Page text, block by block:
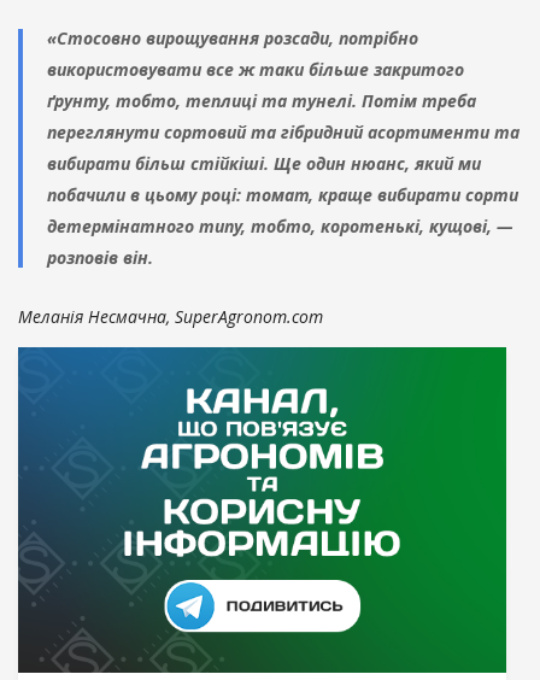
«Стосовно вирощування розсади, потрібно
використовувати все ж таки більше закритого
ґрунту, тобто, теплиці та тунелі. Потім треба
переглянути сортовий та гібридний асортименти та
вибирати більш стійкіші. Ще один нюанс, який ми
побачили в цьому році: томат, краще вибирати сорти
детермінатного типу, тобто, коротенькі, кущові, —
розповів він.
Меланія Несмачна, SuperAgronom.com